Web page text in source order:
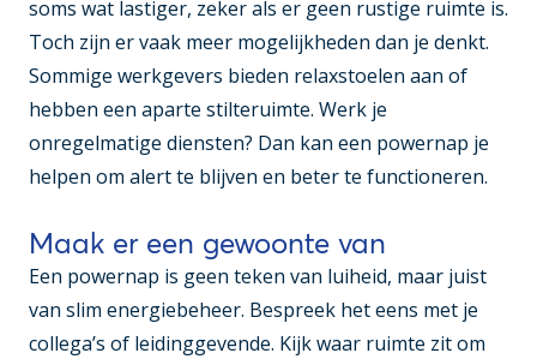
soms wat lastiger, zeker als er geen rustige ruimte is.
Toch zijn er vaak meer mogelijkheden dan je denkt.
Sommige werkgevers bieden relaxstoelen aan of
hebben een aparte stilteruimte. Werk je
onregelmatige diensten? Dan kan een powernap je
helpen om alert te blijven en beter te functioneren.
Maak er een gewoonte van
Een powernap is geen teken van luiheid, maar juist
van slim energiebeheer. Bespreek het eens met je
collega’s of leidinggevende. Kijk waar ruimte zit om